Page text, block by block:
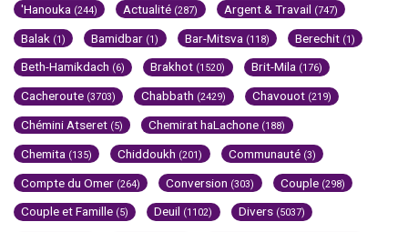
'Hanouka (244) Actualité (287) Argent & Travail (747)
Balak (1) Bamidbar (1) Bar-Mitsva (118) Berechit (1)
Beth-Hamikdach (6) Brakhot (1520) Brit-Mila (176)
Cacheroute (3703) Chabbath (2429) Chavouot (219)
Chémini Atseret (5) Chemirat haLachone (188)
Chemita (135) Chiddoukh (201) Communauté (3)
Compte du Omer (264) Conversion (303) Couple (298)
Couple et Famille (5) Deuil (1102) Divers (5037)